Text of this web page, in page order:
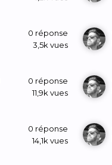
0 réponse
3,5k vues
0 réponse
11,9k vues
0 réponse
14,1k vues